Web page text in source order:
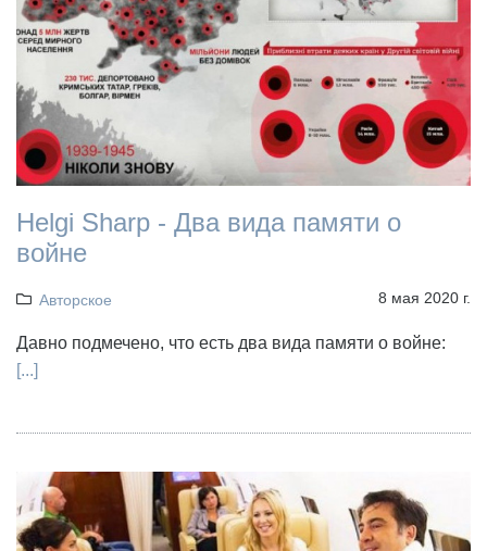
Helgi Sharp - Два вида памяти о
войне
Авторское 8 мая 2020 г.
Давно подмечено, что есть два вида памяти о войне:
[...]